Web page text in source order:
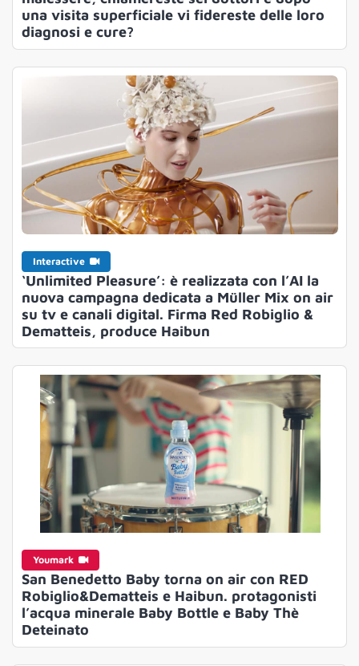
una visita superficiale vi fidereste delle loro
diagnosi e cure?
Interactive
‘Unlimited Pleasure’: è realizzata con l’AI la
nuova campagna dedicata a Müller Mix on air
su tv e canali digital. Firma Red Robiglio &
Dematteis, produce Haibun
Youmark
San Benedetto Baby torna on air con RED
Robiglio&Dematteis e Haibun. protagonisti
l’acqua minerale Baby Bottle e Baby Thè
Deteinato